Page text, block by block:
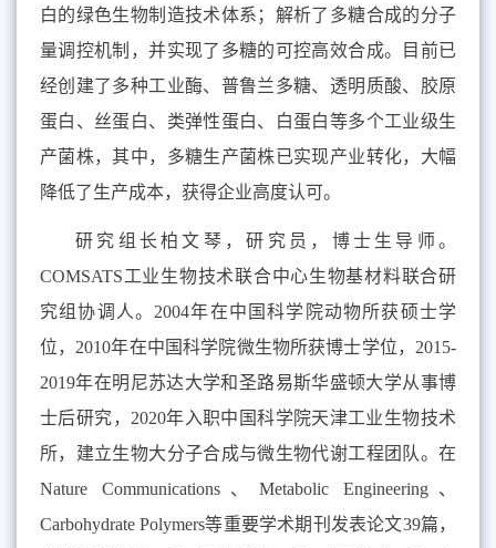
白的绿色生物制造技术体系；解析了多糖合成的分子
量调控机制，并实现了多糖的可控高效合成。目前已
经创建了多种工业酶、普鲁兰多糖、透明质酸、胶原
蛋白、丝蛋白、类弹性蛋白、白蛋白等多个工业级生
产菌株，其中，多糖生产菌株已实现产业转化，大幅
降低了生产成本，获得企业高度认可。
研究组长柏文琴，研究员，博士生导师。
COMSATS工业生物技术联合中心生物基材料联合研
究组协调人。 2004年在中国科学院动物所获硕士学
位， 2010年在中国科学院微生物所获博士学位， 2015-
2019年在明尼苏达大学和圣路易斯华盛顿大学从事博
士后研究， 2020年入职中国科学院天津工业生物技术
所，建立生物大分子合成与微生物代谢工程团队。在
Nature Communications 、 Metabolic Engineering、
Carbohydrate Polymers等重要学术期刊发表论文39篇，